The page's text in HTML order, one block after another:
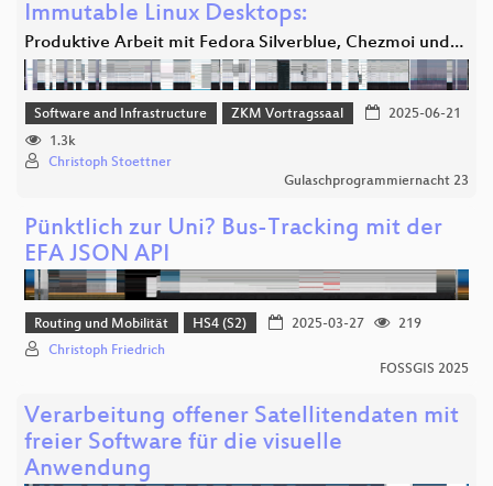
Immutable Linux Desktops:
Produktive Arbeit mit Fedora Silverblue, Chezmoi und…
Software and Infrastructure ZKM Vortragssaal
2025-06-21
1.3k
Christoph Stoettner
Gulaschprogrammiernacht 23
Pünktlich zur Uni? Bus-Tracking mit der
EFA JSON API
Routing und Mobilität HS4 (S2) 2025-03-27
219
Christoph Friedrich
FOSSGIS 2025
Verarbeitung offener Satellitendaten mit
freier Software für die visuelle
Anwendung